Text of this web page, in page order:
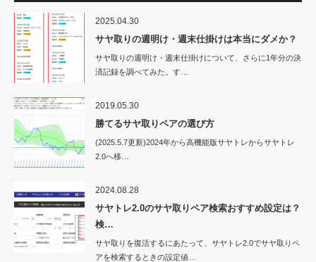
2025.04.30
サヤ取りの週明け・週末仕掛けは本当にダメか？
サヤ取りの週明け・週末仕掛けについて、さらに1年分の決
済記録を調べてみた。す…
2019.05.30
勝てるサヤ取りペアの選び方
(2025.5.7更新)2024年から高機能版サヤトレからサヤトレ
2.0へ移…
2024.08.28
サヤトレ2.0のサヤ取りペア検索おすすめ設定は？
検…
サヤ取りを復活するにあたって、サヤトレ2.0でサヤ取りペ
アを検索するときの設定値…